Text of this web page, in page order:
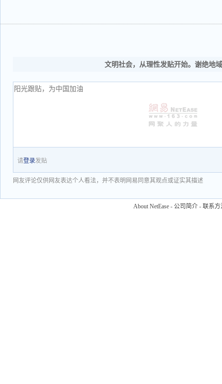
文明社会，从理性发贴开始。谢绝地
请登录发贴
网友评论仅供网友表达个人看法，并不表明网易同意其观点或证实其描述
About NetEase - 公司简介 - 联系方